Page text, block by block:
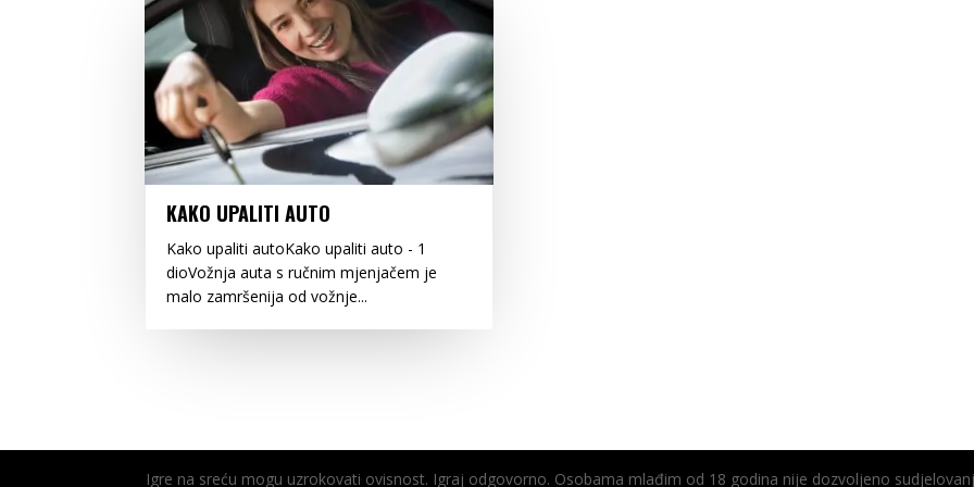
KAKO UPALITI AUTO
Kako upaliti autoKako upaliti auto - 1
dioVožnja auta s ručnim mjenjačem je
malo zamršenija od vožnje...
Igre na sreću mogu uzrokovati ovisnost. Igraj odgovorno. Osobama mlađim od 18 godina nije dozvoljeno